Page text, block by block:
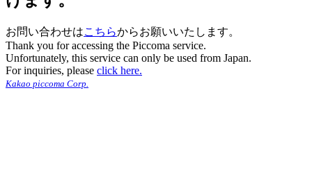
お問い合わせはこちらからお願いいたします。
Thank you for accessing the Piccoma service.
Unfortunately, this service can only be used from Japan.
For inquiries, please click here.
Kakao piccoma Corp.